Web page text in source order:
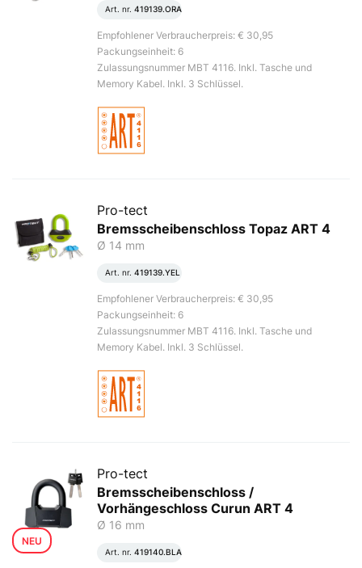
Art. nr. 419139.ORA
Empfohlener Verbraucherpreis: € 30,95
Packungseinheit: 6
Zulassungsnummer MBT 4116. Inkl. Tasche und
Memory Kabel. Inkl. 3 Schlüssel.
Pro-tect
Bremsscheibenschloss Topaz ART 4
Ø 14 mm
Art. nr. 419139.YEL
Empfohlener Verbraucherpreis: € 30,95
Packungseinheit: 6
Zulassungsnummer MBT 4116. Inkl. Tasche und
Memory Kabel. Inkl. 3 Schlüssel.
NEU
Pro-tect
Bremsscheibenschloss /
Vorhängeschloss Curun ART 4
Ø 16 mm
Art. nr. 419140.BLA